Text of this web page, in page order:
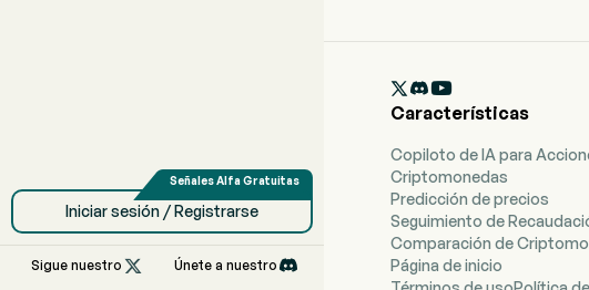
Iniciar sesión / Registrarse
Sigue nuestro  Únete a nuestro

Características
Copiloto de IA para
Criptomonedas
Predicción de precios
Seguimiento de
Comparación de
Página de inicio